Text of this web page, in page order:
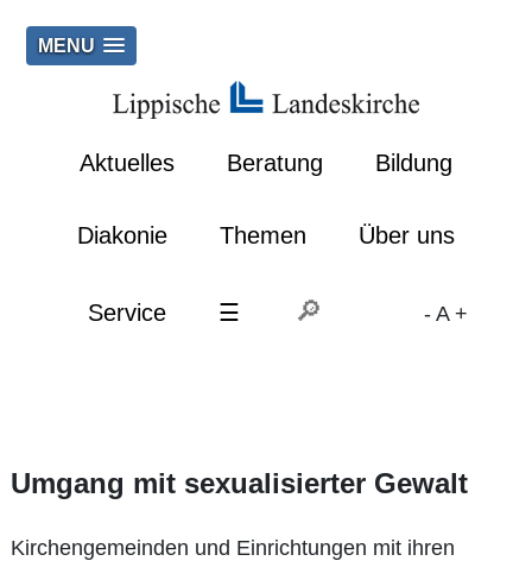
MENU
Aktuelles Beratung Bildung
Diakonie Themen Über uns
Service ☰ - A +
Umgang mit sexualisierter Gewalt
Kirchengemeinden und Einrichtungen mit ihren